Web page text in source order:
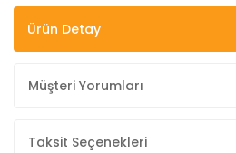
Ürün Detay
Müşteri Yorumları
Taksit Seçenekleri